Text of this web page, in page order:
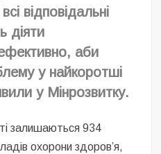
відповідальні
діяти
аби
у найкоротші
у Мінрозвитку.
залишаються 934
охорони здоров’я,